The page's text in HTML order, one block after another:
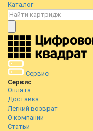
Каталог
Сервис
Сервис
Оплата
Доставка
Легкий возврат
О компании
Статьи